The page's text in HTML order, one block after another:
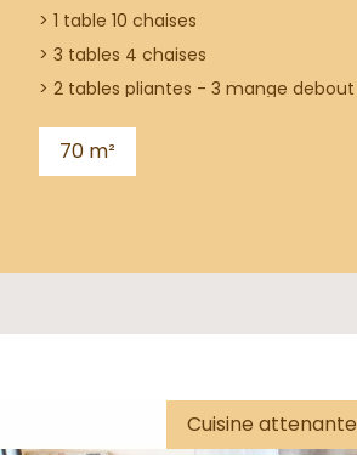
> 1 table 10 chaises
> 3 tables 4 chaises
> 2 tables pliantes - 3 mange debout
70 m²
Cuisine attenante